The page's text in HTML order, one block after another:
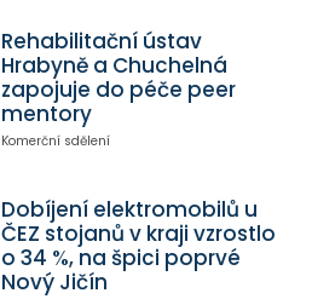
Rehabilitační ústav
Hrabyně a Chuchelná
zapojuje do péče peer
mentory
Komerční sdělení
Dobíjení elektromobilů u
ČEZ stojanů v kraji vzrostlo
o 34 %, na špici poprvé
Nový Jičín